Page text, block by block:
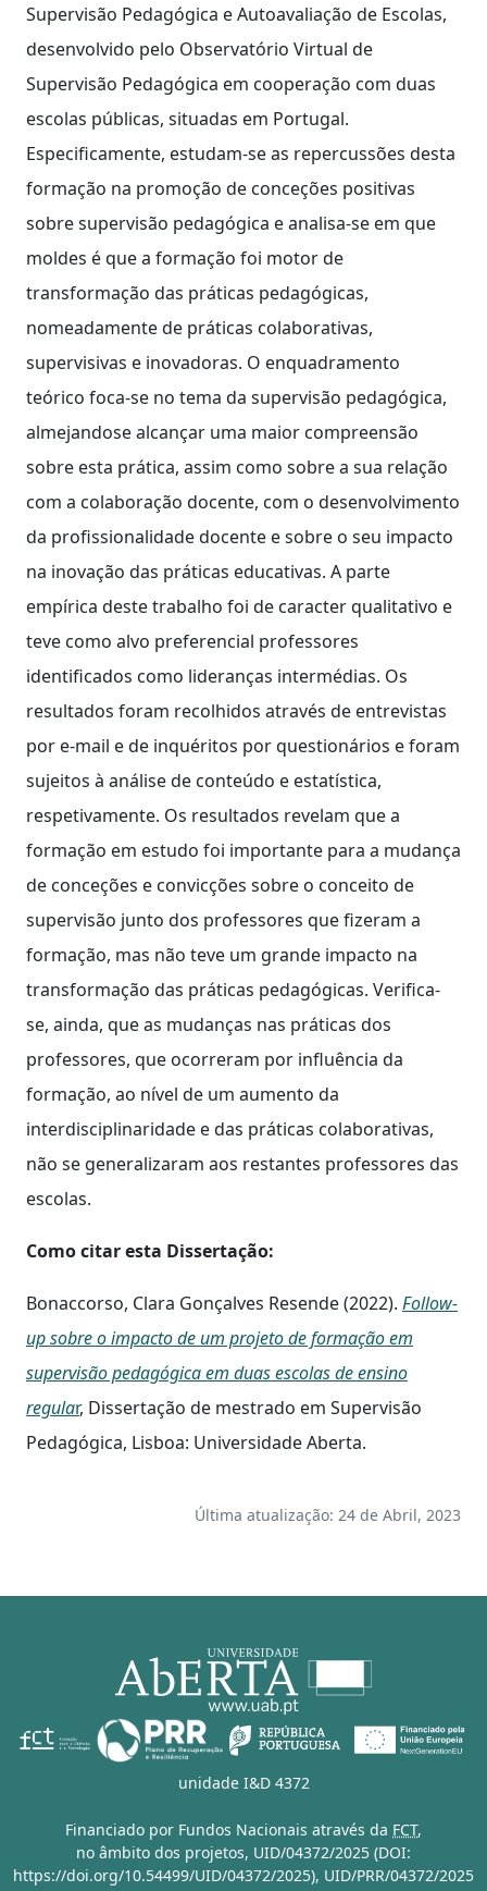
Supervisão Pedagógica e Autoavaliação de Escolas,
desenvolvido pelo Observatório Virtual de
Supervisão Pedagógica em cooperação com duas
escolas públicas, situadas em Portugal.
Especificamente, estudam-se as repercussões desta
formação na promoção de conceções positivas
sobre supervisão pedagógica e analisa-se em que
moldes é que a formação foi motor de
transformação das práticas pedagógicas,
nomeadamente de práticas colaborativas,
supervisivas e inovadoras. O enquadramento
teórico foca-se no tema da supervisão pedagógica,
almejandose alcançar uma maior compreensão
sobre esta prática, assim como sobre a sua relação
com a colaboração docente, com o desenvolvimento
da profissionalidade docente e sobre o seu impacto
na inovação das práticas educativas. A parte
empírica deste trabalho foi de caracter qualitativo e
teve como alvo preferencial professores
identificados como lideranças intermédias. Os
resultados foram recolhidos através de entrevistas
por e-mail e de inquéritos por questionários e foram
sujeitos à análise de conteúdo e estatística,
respetivamente. Os resultados revelam que a
formação em estudo foi importante para a mudança
de conceções e convicções sobre o conceito de
supervisão junto dos professores que fizeram a
formação, mas não teve um grande impacto na
transformação das práticas pedagógicas. Verifica-
se, ainda, que as mudanças nas práticas dos
professores, que ocorreram por influência da
formação, ao nível de um aumento da
interdisciplinaridade e das práticas colaborativas,
não se generalizaram aos restantes professores das
escolas.
Como citar esta Dissertação:
Bonaccorso, Clara Gonçalves Resende (2022). Follow-
up sobre o impacto de um projeto de formação em
supervisão pedagógica em duas escolas de ensino
regular, Dissertação de mestrado em Supervisão
Pedagógica, Lisboa: Universidade Aberta.
Última atualização: 24 de Abril, 2023
unidade I&D 4372
Financiado por Fundos Nacionais através da FCT,
no âmbito dos projetos, UID/04372/2025 (DOI:
https://doi.org/10.54499/UID/04372/2025), UID/PRR/04372/2025